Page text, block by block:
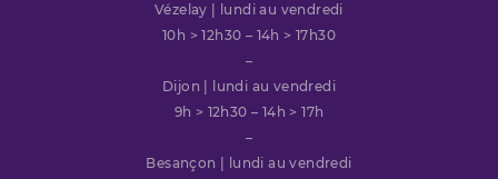
Vézelay | lundi au vendredi
10h > 12h30 – 14h > 17h30
–
Dijon | lundi au vendredi
9h > 12h30 – 14h > 17h
–
Besançon | lundi au vendredi